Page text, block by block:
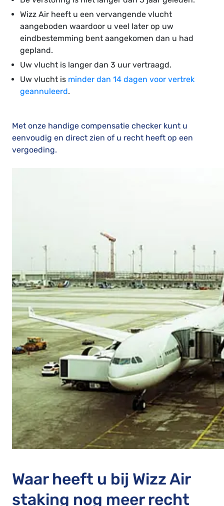
Wizz Air heeft u een vervangende vlucht
aangeboden waardoor u veel later op uw
eindbestemming bent aangekomen dan u had
gepland.
Uw vlucht is langer dan 3 uur vertraagd.
Uw vlucht is minder dan 14 dagen voor vertrek
geannuleerd.
Met onze handige compensatie checker kunt u
eenvoudig en direct zien of u recht heeft op een
vergoeding.
Waar heeft u bij Wizz Air
staking nog meer recht